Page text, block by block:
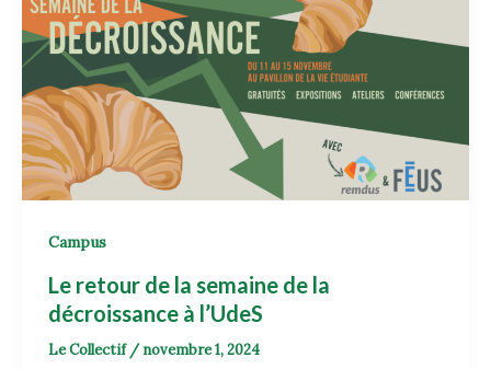
Campus
Le retour de la semaine de la
décroissance à l’UdeS
Le Collectif / novembre 1, 2024